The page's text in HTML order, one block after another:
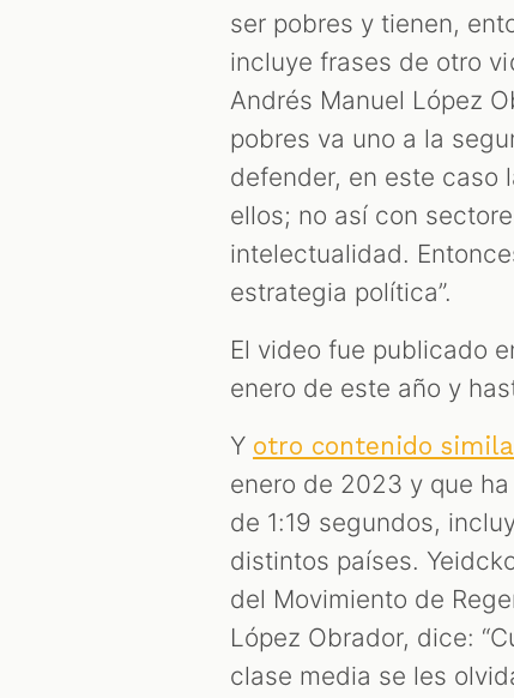
ser pobres y tienen,
incluye frases de otro
Andrés Manuel López
pobres va uno a la
defender, en este caso
ellos; no así con
intelectualidad.
estrategia política”.
El video fue publicado
enero de este año y
Y otro contenido
enero de 2023 y que
de 1:19 segundos,
distintos países.
del Movimiento de
López Obrador, dice:
clase media se les